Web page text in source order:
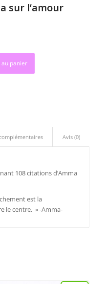
sur l’amour
panier
Avis (0)
108 citations d’Amma
est la
le centre. » -Amma-